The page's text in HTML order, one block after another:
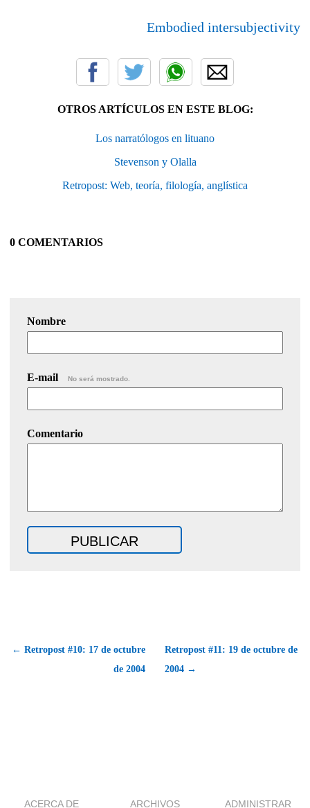
Embodied intersubjectivity
OTROS ARTÍCULOS EN ESTE BLOG:
Los narratólogos en lituano
Stevenson y Olalla
Retropost: Web, teoría, filología, anglística
0 COMENTARIOS
Nombre
E-mail No será mostrado.
Comentario
← Retropost #10: 17 de octubre
de 2004
Retropost #11: 19 de octubre de
2004 →
ACERCA DE ARCHIVOS ADMINISTRAR